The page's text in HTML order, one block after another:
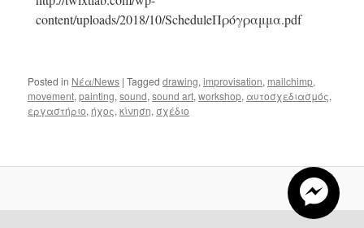
content/uploads/2018/10/ScheduleΠρόγραμμα.pdf
Posted in Νέα/News |Tagged drawing,improvisation, mailchimp,
movement,painting,sound,sound art,workshop, αυτοσχεδιασμός,
εργαστήριο, ήχος,κίνηση, σχέδιο
S